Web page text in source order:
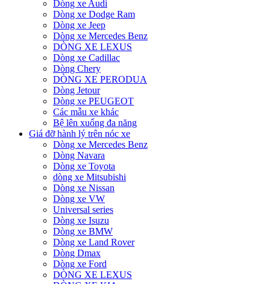
Dòng xe Audi
Dòng xe Dodge Ram
Dòng xe Jeep
Dòng xe Mercedes Benz
DÒNG XE LEXUS
Dòng xe Cadillac
Dòng Chery
DÒNG XE PERODUA
Dòng Jetour
Dòng xe PEUGEOT
Các mẫu xe khác
Bệ lên xuống đa năng
Giá đỡ hành lý trên nóc xe
Dòng xe Mercedes Benz
Dòng Navara
Dòng xe Toyota
dòng xe Mitsubishi
Dòng xe Nissan
Dòng xe VW
Universal series
Dòng xe Isuzu
Dòng xe BMW
Dòng xe Land Rover
Dòng Dmax
Dòng xe Ford
DÒNG XE LEXUS